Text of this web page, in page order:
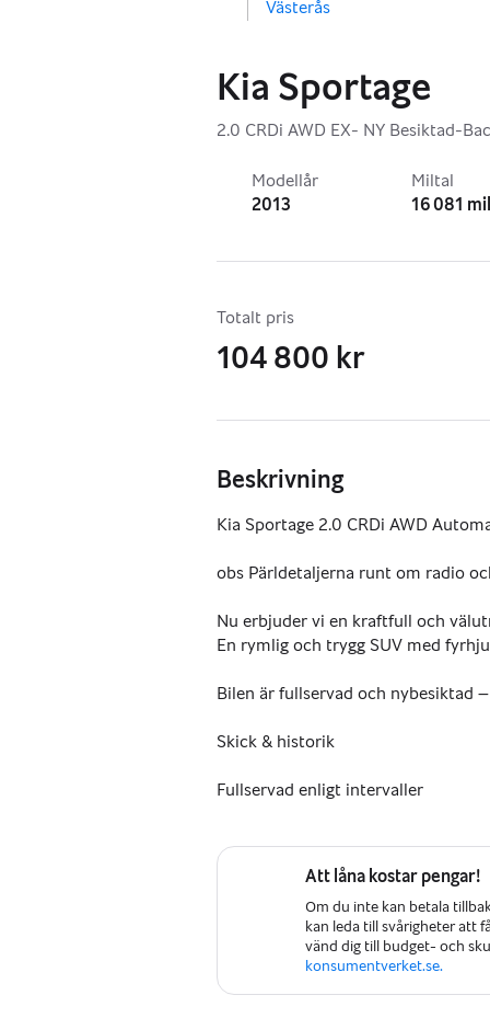
Västerås
Kia Sportage
2.0 CRDi AWD EX- NY Besiktad-
Modellår
2013
Miltal
16 081 mil
Totalt pris
104 800 kr
Beskrivning
Kia Sportage 2.0 CRDi AWD
obs Pärldetaljerna runt om radio
Nu erbjuder vi en kraftfull och
En rymlig och trygg SUV med
Bilen är fullservad och nybesiktad
Skick & historik
Fullservad enligt intervaller
Dubbdäck sitter på
Sommardäck finns men ingår ej
Väl omhändertagen bil
Att låna kostar pengar!
Om du inte kan betala
kan leda till svårigheter att
vänd dig till budget- och
konsumentverket.se.